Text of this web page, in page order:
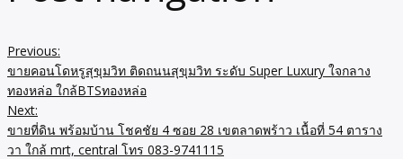
Previous:
ขายคอนโดหรูสุขุมวิท ติดถนนสุขุมวิท ระดับ Super Luxury ใจกลาง
ทองหล่อ ใกล้BTSทองหล่อ
Next:
ขายที่ดิน พร้อมบ้าน โชคชัย 4 ซอย 28 เขตลาดพร้าว เนื้อที่ 54 ตาราง
วา ใกล้ mrt, central โทร 083-9741115